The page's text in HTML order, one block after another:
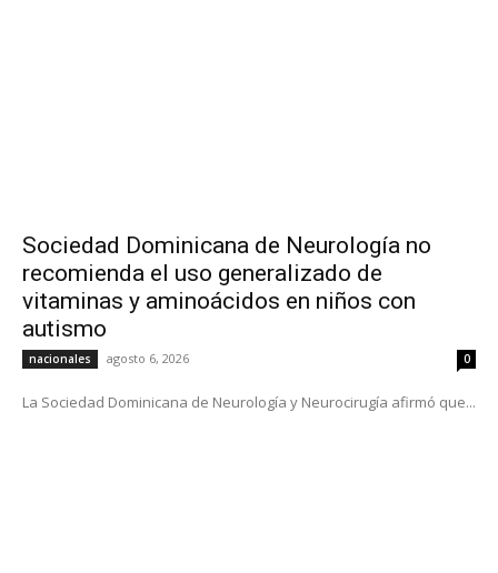
Sociedad Dominicana de Neurología no
recomienda el uso generalizado de
vitaminas y aminoácidos en niños con
autismo
nacionales agosto 6, 2026 0
La Sociedad Dominicana de Neurología y Neurocirugía afirmó que...